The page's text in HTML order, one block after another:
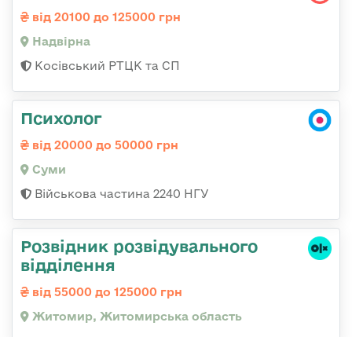
від 20100 до 125000 грн
Надвірна
Косівський РТЦК та СП
Психолог
від 20000 до 50000 грн
Суми
Військова частина 2240 НГУ
Розвідник розвідувального
відділення
від 55000 до 125000 грн
Житомир, Житомирська область